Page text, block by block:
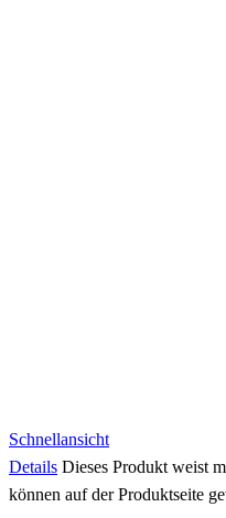
Schnellansicht
Details Dieses Produkt weist
können auf der Produktseite